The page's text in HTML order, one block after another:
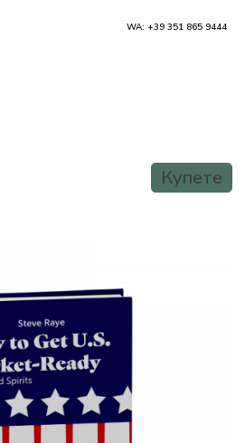
Купете
WA: +39 351 865 9444